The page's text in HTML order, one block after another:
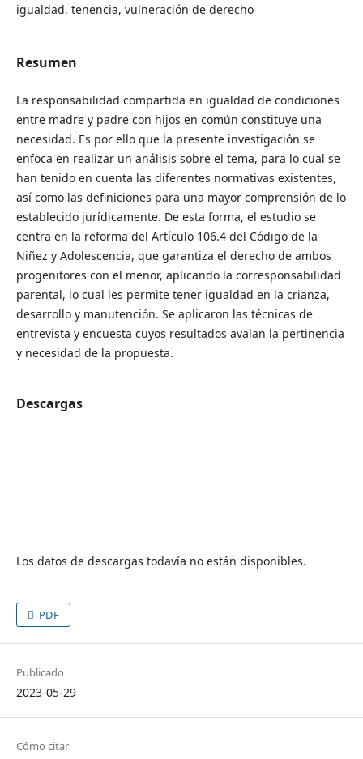
igualdad, tenencia, vulneración de derecho
Resumen
La responsabilidad compartida en igualdad de condiciones
entre madre y padre con hijos en común constituye una
necesidad. Es por ello que la presente investigación se
enfoca en realizar un análisis sobre el tema, para lo cual se
han tenido en cuenta las diferentes normativas existentes,
así como las definiciones para una mayor comprensión de lo
establecido jurídicamente. De esta forma, el estudio se
centra en la reforma del Artículo 106.4 del Código de la
Niñez y Adolescencia, que garantiza el derecho de ambos
progenitores con el menor, aplicando la corresponsabilidad
parental, lo cual les permite tener igualdad en la crianza,
desarrollo y manutención. Se aplicaron las técnicas de
entrevista y encuesta cuyos resultados avalan la pertinencia
y necesidad de la propuesta.
Descargas
Los datos de descargas todavía no están disponibles.
PDF
Publicado
2023-05-29
Cómo citar